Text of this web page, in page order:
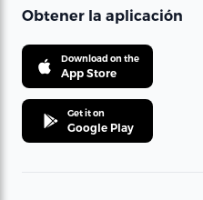
Obtener la aplicación
Download on the
App Store
Get it on
Google Play